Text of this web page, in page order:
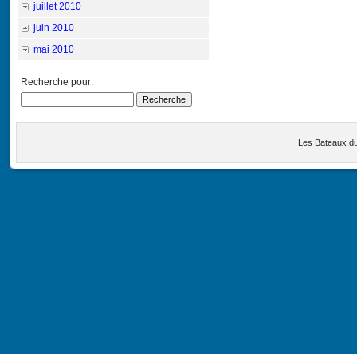
juillet 2010
juin 2010
mai 2010
Recherche pour:
Les Bateaux